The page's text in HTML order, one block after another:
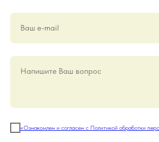
Ваш е-mail
Напишите Ваш вопрос
«Ознакомлен и согласен с Политикой обработки